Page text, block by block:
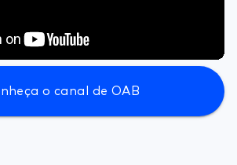
o canal de OAB